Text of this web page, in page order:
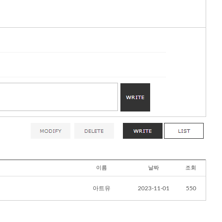
이름 날짜 조회
아트유 2023-11-01 550